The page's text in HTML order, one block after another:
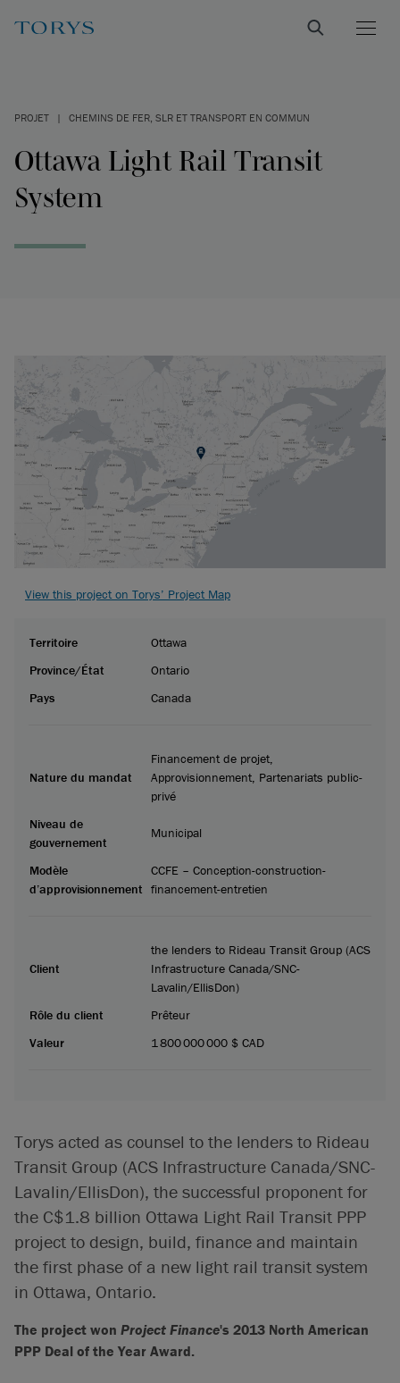
PROJET | CHEMINS DE FER, SLR ET TRANSPORT EN COMMUN
Ottawa Light Rail Transit
System
Torys acted as counsel to the lenders to Rideau
Transit Group (ACS Infrastructure Canada/SNC-
Lavalin/EllisDon), the successful proponent for
the C$1.8 billion Ottawa Light Rail Transit PPP
project to design, build, finance and maintain
the first phase of a new light rail transit system
in Ottawa, Ontario.
The project won Project Finance's 2013 North American
PPP Deal of the Year Award.
View this project on Torys’ Project Map
Territoire
Ottawa
Province/État
Ontario
Pays
Canada
Nature du mandat
Financement de projet,
Approvisionnement, Partenariats public-
privé
Niveau de
gouvernement
Municipal
Modèle
d’approvisionnement
CCFE – Conception-construction-
financement-entretien
Client
the lenders to Rideau Transit Group (ACS
Infrastructure Canada/SNC-
Lavalin/EllisDon)
Rôle du client
Prêteur
Valeur
1 800 000 000 $ CAD